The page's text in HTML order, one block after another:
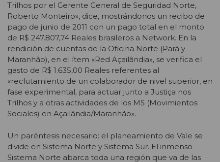
Trilhos por el Gerente General de Seguridad Norte,
Roberto Monteiro», dice, mostrándonos un recibo de
pago de junio de 2011 con un pago total en el monto
de R$ 247.807,74 Reales brasileros a Network. En la
rendición de cuentas de la Oficina Norte (Pará y
Maranhão), en el ítem «Red Açailândia», se verifica el
gasto de R$ 1.635,00 Reales referentes al
«reclutamiento de un colaborador de nivel superior, en
fase experimental, para actuar junto a Justiça nos
Trilhos y a otras actividades de los MS (Movimientos
Sociales) en Açailândia/Maranhão».
Un paréntesis necesario: el planeamiento de Vale se
divide en Sistema Norte y Sistema Sur. El inmenso
Sistema Norte abarca toda una región que va de las